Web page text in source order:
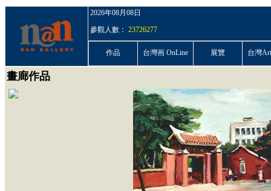
2026年08月08日
參觀人數： 23726277
作品 台灣画 OnLine 展覽 台灣
畫廊作品